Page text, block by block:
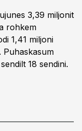
3,39 miljonit
rohkem
1,41 miljoni
Puhaskasum
18 sendini.